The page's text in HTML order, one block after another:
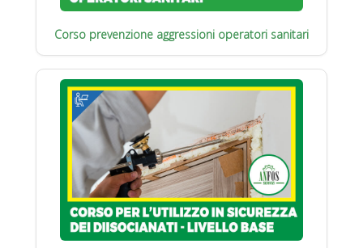
Corso prevenzione aggressioni operatori sanitari